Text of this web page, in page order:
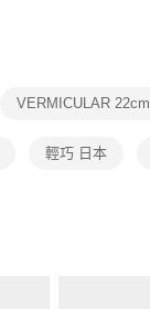
VERMICULAR 22cm
輕巧 日本